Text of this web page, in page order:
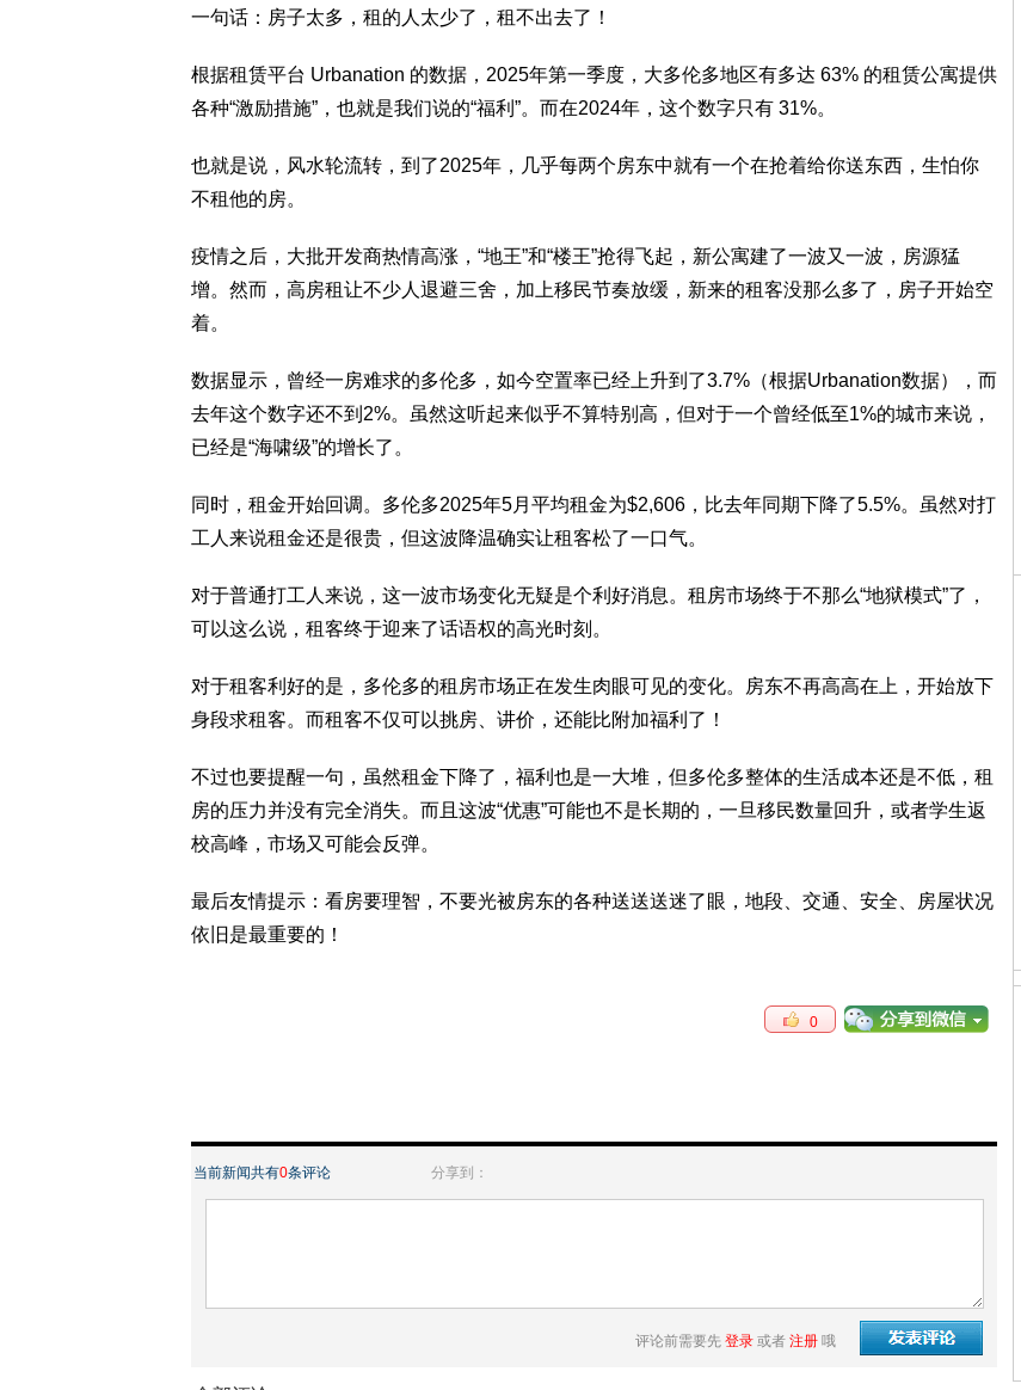
一句话：房子太多，租的人太少了，租不出去了！
根据租赁平台 Urbanation 的数据，2025年第一季度，大多伦多地区有多达 63% 的租赁公寓提供
各种“激励措施”，也就是我们说的“福利”。而在2024年，这个数字只有 31%。
也就是说，风水轮流转，到了2025年，几乎每两个房东中就有一个在抢着给你送东西，生怕你
不租他的房。
疫情之后，大批开发商热情高涨，“地王”和“楼王”抢得飞起，新公寓建了一波又一波，房源猛
增。然而，高房租让不少人退避三舍，加上移民节奏放缓，新来的租客没那么多了，房子开始空
着。
数据显示，曾经一房难求的多伦多，如今空置率已经上升到了3.7%（根据Urbanation数据），而
去年这个数字还不到2%。虽然这听起来似乎不算特别高，但对于一个曾经低至1%的城市来说，
已经是“海啸级”的增长了。
同时，租金开始回调。多伦多2025年5月平均租金为$2,606，比去年同期下降了5.5%。虽然对打
工人来说租金还是很贵，但这波降温确实让租客松了一口气。
对于普通打工人来说，这一波市场变化无疑是个利好消息。租房市场终于不那么“地狱模式”了，
可以这么说，租客终于迎来了话语权的高光时刻。
对于租客利好的是，多伦多的租房市场正在发生肉眼可见的变化。房东不再高高在上，开始放下
身段求租客。而租客不仅可以挑房、讲价，还能比附加福利了！
不过也要提醒一句，虽然租金下降了，福利也是一大堆，但多伦多整体的生活成本还是不低，租
房的压力并没有完全消失。而且这波“优惠”可能也不是长期的，一旦移民数量回升，或者学生返
校高峰，市场又可能会反弹。
最后友情提示：看房要理智，不要光被房东的各种送送送迷了眼，地段、交通、安全、房屋状况
依旧是最重要的！
0
当前新闻共有0条评论 分享到：
评论前需要先 登录 或者 注册 哦